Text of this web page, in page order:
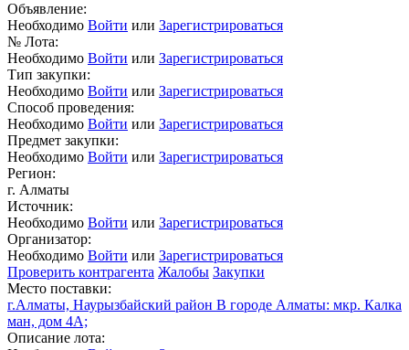
Объявление:
Необходимо Войти или Зарегистрироваться
№ Лота:
Необходимо Войти или Зарегистрироваться
Тип закупки:
Необходимо Войти или Зарегистрироваться
Способ проведения:
Необходимо Войти или Зарегистрироваться
Предмет закупки:
Необходимо Войти или Зарегистрироваться
Регион:
г. Алматы
Источник:
Необходимо Войти или Зарегистрироваться
Организатор:
Необходимо Войти или Зарегистрироваться
Проверить контрагента Жалобы Закупки
Место поставки:
г.Алматы, Наурызбайский район В городе Алматы: мкр. Калка
ман, дом 4А;
Описание лота: